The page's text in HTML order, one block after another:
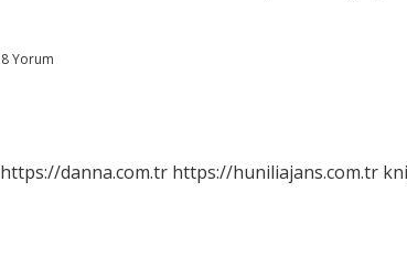
8 Yorum
https://danna.com.tr https://huniliajans.com.tr